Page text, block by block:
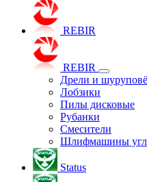
REBIR
REBIR
Дрели и
Лобзики
Пилы дисковые
Рубанки
Смесители
Шлифмашины
Status